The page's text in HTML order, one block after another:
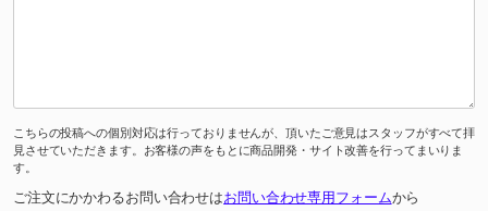
こちらの投稿への個別対応は行っておりませんが、頂いたご意見はスタッフがすべて拝
見させていただきます。お客様の声をもとに商品開発・サイト改善を行ってまいりま
す。
ご注文にかかわるお問い合わせはお問い合わせ専用フォームから